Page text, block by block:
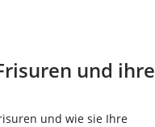
und ihre
und wie sie Ihre